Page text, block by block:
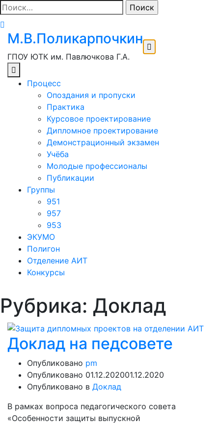
Перейти
к
содержимому
Найти:
М.В.Поликарпочкин
ГПОУ ЮТК им. Павлючкова Г.А.
Процесс
Опоздания и пропуски
Практика
Курсовое проектирование
Дипломное проектирование
Демонстрационный экзамен
Учёба
Молодые профессионалы
Публикации
Группы
951
957
953
ЭКУМО
Полигон
Отделение АИТ
Конкурсы
Рубрика: Доклад
Доклад на педсовете
Опубликовано pm
Опубликовано 01.12.202001.12.2020
Опубликовано в Доклад
В рамках вопроса педагогического совета
«Особенности защиты выпускной